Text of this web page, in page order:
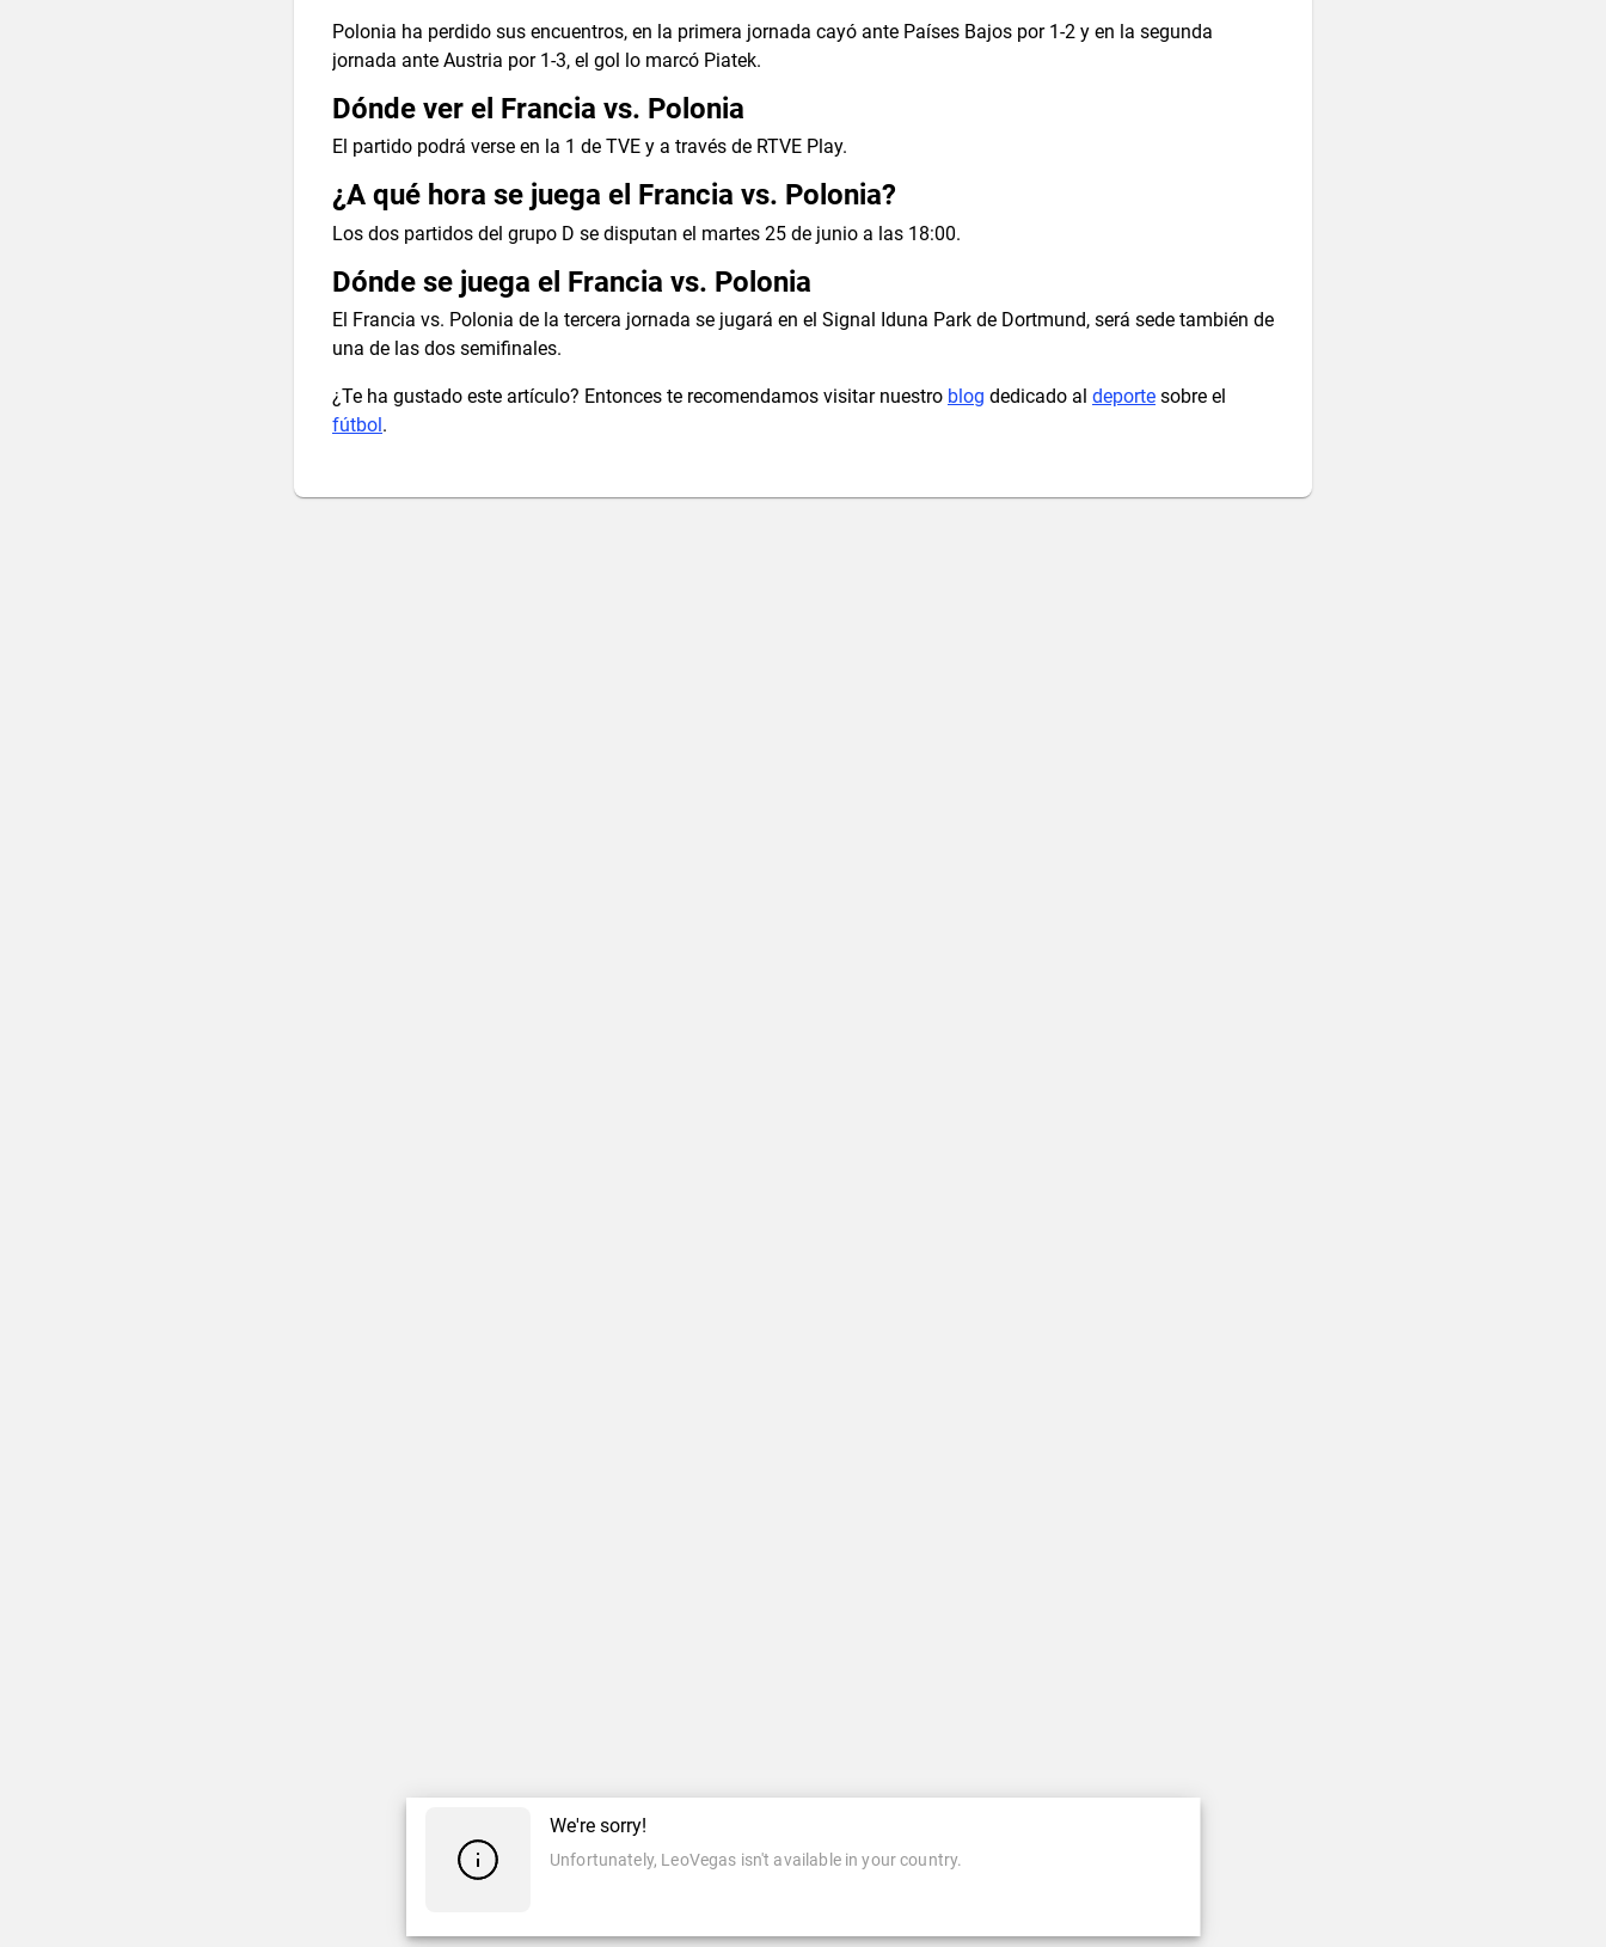
Polonia ha perdido sus encuentros, en la primera jornada cayó ante Países Bajos por 1-2 y en la segunda
jornada ante Austria por 1-3, el gol lo marcó Piatek.
Dónde ver el Francia vs. Polonia
El partido podrá verse en la 1 de TVE y a través de RTVE Play.
¿A qué hora se juega el Francia vs. Polonia?
Los dos partidos del grupo D se disputan el martes 25 de junio a las 18:00.
Dónde se juega el Francia vs. Polonia
El Francia vs. Polonia de la tercera jornada se jugará en el Signal Iduna Park de Dortmund, será sede también de
una de las dos semifinales.
¿Te ha gustado este artículo? Entonces te recomendamos visitar nuestro blog dedicado al deporte sobre el
fútbol.
We're sorry!
Unfortunately, LeoVegas isn't available in your country.